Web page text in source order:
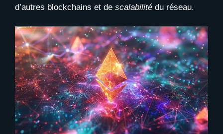
d’autres blockchains et de scalabilité du réseau.